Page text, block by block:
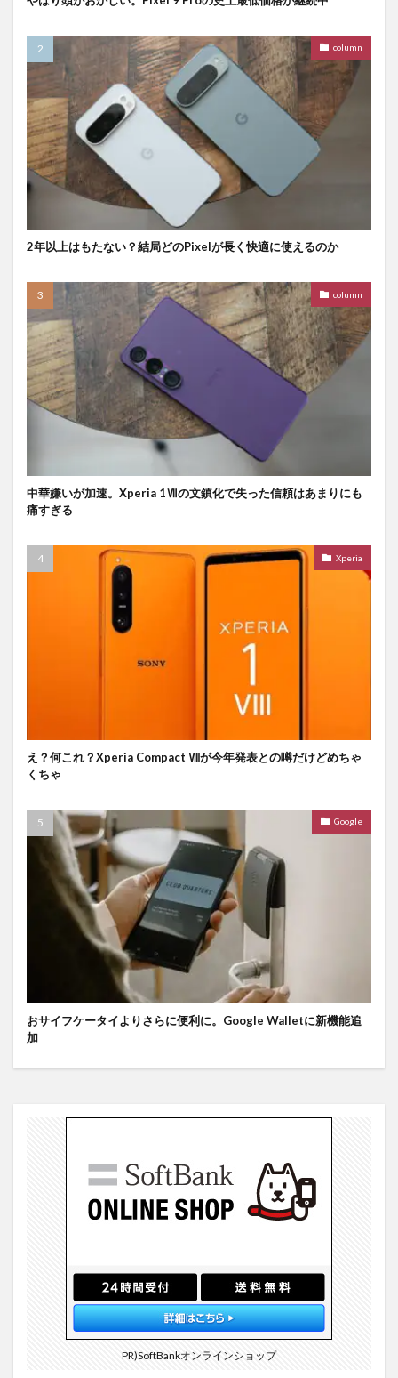
column
2年以上はもたない？結局どのPixelが長く快適に使えるのか
column
中華嫌いが加速。Xperia 1Ⅶの文鎮化で失った信頼はあまりにも
痛すぎる
Xperia
え？何これ？Xperia Compact Ⅷが今年発表との噂だけどめちゃ
くちゃ
Google
おサイフケータイよりさらに便利に。Google Walletに新機能追
加
PR)SoftBankオンラインショップ